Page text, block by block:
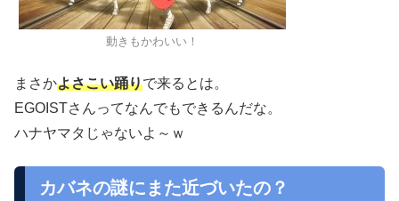
動きもかわいい！
まさかよさこい踊りで来るとは。
EGOISTさんってなんでもできるんだな。
ハナヤマタじゃないよ～ｗ
カバネの謎にまた近づいたの？